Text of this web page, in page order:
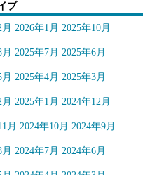
ブ
2026年1月 2025年10月
2025年7月 2025年6月
2025年4月 2025年3月
2025年1月 2024年12月
月 2024年10月 2024年9月
2024年7月 2024年6月